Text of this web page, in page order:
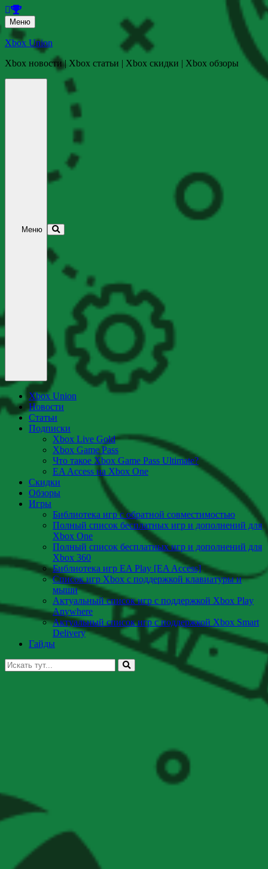
Меню Перейти
к
содержанию
Xbox Union
Xbox новости | Xbox статьи | Xbox скидки | Xbox обзоры
Меню
Перейти
к
содержанию
Xbox Union
Новости
Статьи
Подписки
Xbox Live Gold
Xbox Game Pass
Что такое Xbox Game Pass Ultimate?
EA Access на Xbox One
Скидки
Обзоры
Игры
Библиотека игр с обратной совместимостью
Полный список бесплатных игр и дополнений для
Xbox One
Полный список бесплатных игр и дополнений для
Xbox 360
Библиотека игр EA Play [EA Access]
Список игр Xbox c поддержкой клавиатуры и
мыши
Актуальный список игр с поддержкой Xbox Play
Anywhere
Актуальный список игр с поддержкой Xbox Smart
Delivery
Гайды
Искать: